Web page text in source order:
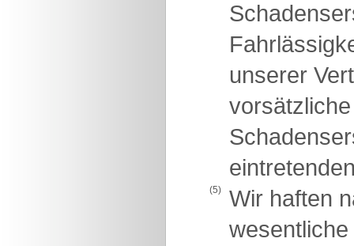
unserer
(5)
Wir haften